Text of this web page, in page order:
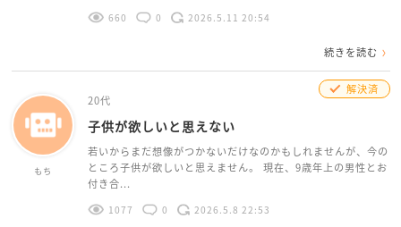
660 0 2026.5.11 20:54
続きを読む
もち
解決済
20代
子供が欲しいと思えない
若いからまだ想像がつかないだけなのかもしれませんが、今の
ところ子供が欲しいと思えません。 現在、9歳年上の男性とお
付き合...
1077 0 2026.5.8 22:53